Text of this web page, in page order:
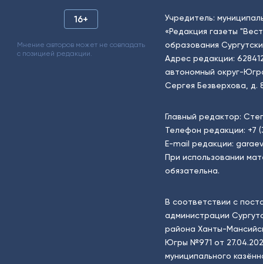
16+
Мнение авторов может не совпадать
с позицией редакции.
Учредитель:
«Редакция газеты
образования
Адрес редакции:
автономный округ-
Сергея Безверхова, д.
Главный редактор:
Телефон редакции: +7
E-mail редакции:
При использовании
обязательна.
В соответствии с
администрации
района Ханты-
Югры №971 от
муниципального